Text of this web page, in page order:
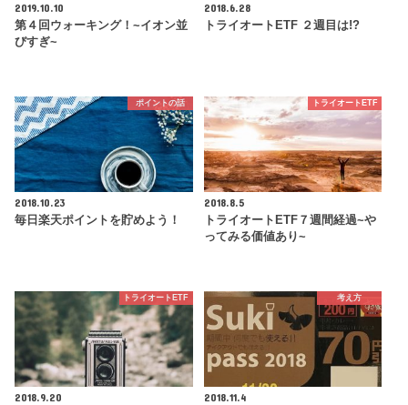
2019.10.10
第４回ウォーキング！~イオン並
びすぎ~
2018.6.28
トライオートETF ２週目は!?
ポイントの話
2018.10.23
毎日楽天ポイントを貯めよう！
トライオートETF
2018.8.5
トライオートETF７週間経過~や
ってみる価値あり~
トライオートETF
2018.9.20
考え方
2018.11.4